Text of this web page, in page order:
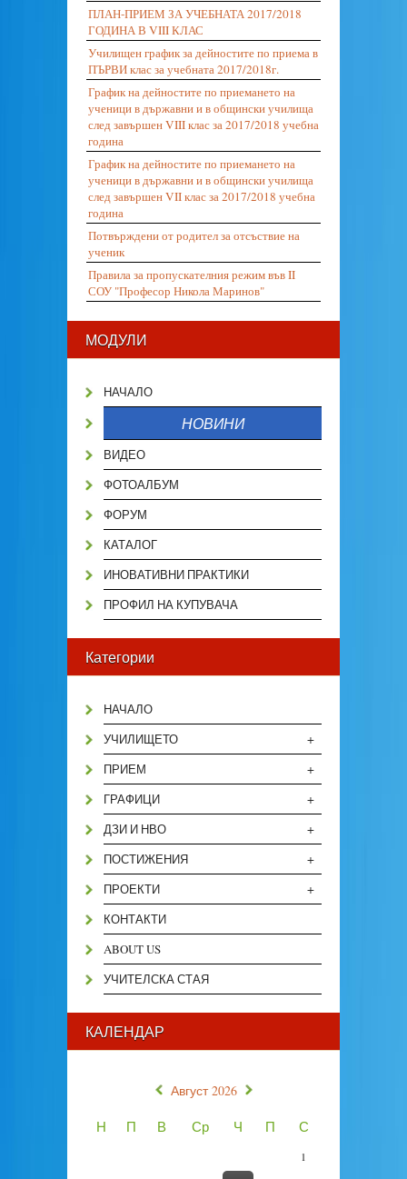
ПЛАН-ПРИЕМ ЗА УЧЕБНАТА 2017/2018
ГОДИНА В VIII КЛАС
Училищен график за дейностите по приема в
ПЪРВИ клас за учебната 2017/2018г.
График на дейностите по приемането на
ученици в държавни и в общински училища
след завършен VIII клас за 2017/2018 учебна
година
График на дейностите по приемането на
ученици в държавни и в общински училища
след завършен VII клас за 2017/2018 учебна
година
Потвърждени от родител за отсъствие на
ученик
Правила за пропускателния режим във II
СОУ "Професор Никола Маринов"
МОДУЛИ
НАЧАЛО
НОВИНИ
ВИДЕО
ФОТОАЛБУМ
ФОРУМ
КАТАЛОГ
ИНОВАТИВНИ ПРАКТИКИ
ПРОФИЛ НА КУПУВАЧА
Категории
НАЧАЛО
+
УЧИЛИЩЕТО
+
ПРИЕМ
+
ГРАФИЦИ
+
ДЗИ И НВО
+
ПОСТИЖЕНИЯ
+
ПРОЕКТИ
КОНТАКТИ
ABOUT US
УЧИТЕЛСКА СТАЯ
КАЛЕНДАР
« Август 2026 »
Н П В Ср Ч П С
1